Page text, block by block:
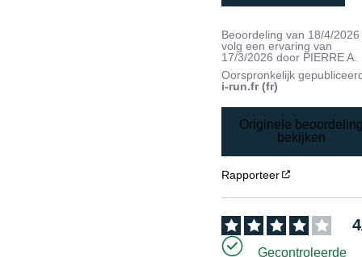
Beoordeling van 18/4/2026
volg een ervaring van
17/3/2026 door PIERRE A.
Oorspronkelijk
i-run.fr (fr)
Originele
bekijken
Rapporteer
4
Gecontroleerde